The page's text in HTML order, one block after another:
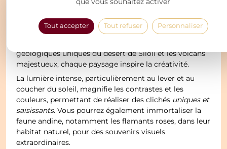
professionnels. Entre l’immensité du salar d’Uyuni, les
couleurs éclatantes des lagunes comme la Laguna
géologiques uniques du désert de Siloli et les volcans
majestueux, chaque paysage inspire la créativité.
La lumière intense, particulièrement au lever et au
coucher du soleil, magnifie les contrastes et les
couleurs, permettant de réaliser des clichés uniques et
saisissants. Vous pourrez également immortaliser la
faune andine, notamment les flamants roses, dans leur
habitat naturel, pour des souvenirs visuels
extraordinaires.
que vous souhaitez activer
Tout accepter Tout refuser Personnaliser